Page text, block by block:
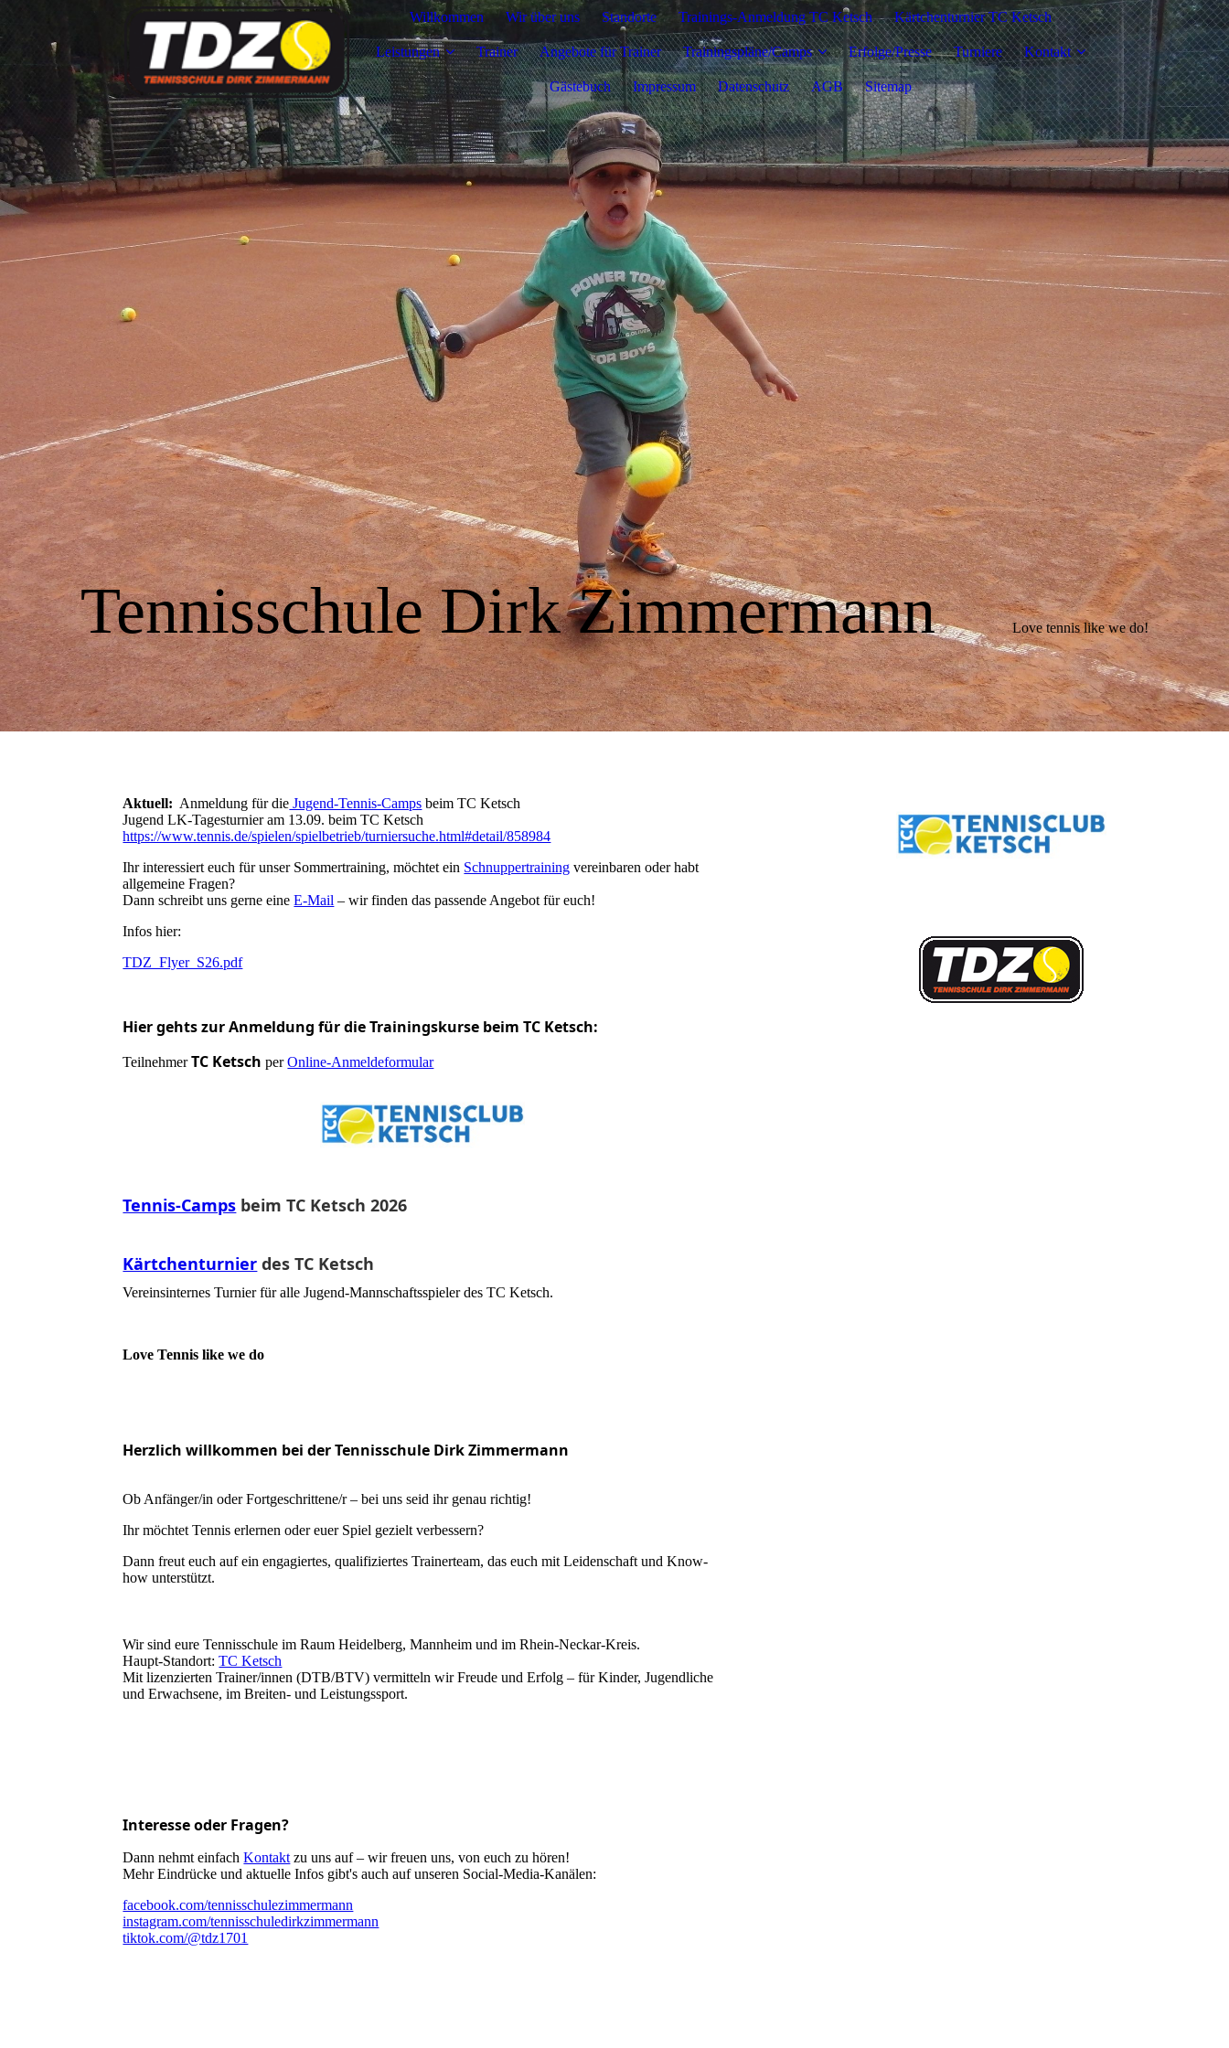
Willkommen Wir über uns Standorte Trainings-Anmeldung TC Ketsch Kärtchenturnier TC Ketsch
Leistungen Trainer Angebote für Trainer Trainingspläne/Camps Erfolge/Presse Turniere Kontakt
Gästebuch Impressum Datenschutz AGB Sitemap
Tennisschule Dirk Zimmermann Love tennis like we do!
Aktuell: Anmeldung für die Jugend-Tennis-Camps beim TC Ketsch
Jugend LK-Tagesturnier am 13.09. beim TC Ketsch
https://www.tennis.de/spielen/spielbetrieb/turniersuche.html#detail/858984
Ihr interessiert euch für unser Sommertraining, möchtet ein Schnuppertraining vereinbaren oder habt
allgemeine Fragen?
Dann schreibt uns gerne eineE-Mail – wir finden das passende Angebot für euch!
Infos hier:
TDZ_Flyer_S26.pdf
Hier gehts zur Anmeldung für die Trainingskurse beim TC Ketsch:
TeilnehmerTC Ketsch perOnline-Anmeldeformular
Tennis-Camps beim TC Ketsch 2026
Kärtchenturnier des TC Ketsch
Vereinsinternes Turnier für alle Jugend-Mannschaftsspieler des TC Ketsch.
Love Tennis like we do
Herzlich willkommen bei der Tennisschule DirkZimmermann
Ob Anfänger/in oder Fortgeschrittene/r – bei uns seid ihr genau richtig!
Ihr möchtet Tennis erlernen oder euer Spiel gezielt verbessern?
Dann freut euch auf ein engagiertes, qualifiziertes Trainerteam, das euch mit Leidenschaft und Know-
how unterstützt.
Wir sind eure Tennisschule im Raum Heidelberg, Mannheim und im Rhein-Neckar-Kreis.
Haupt-Standort:TC Ketsch
Mit lizenzierten Trainer/innen (DTB/BTV) vermitteln wir Freude und Erfolg – für Kinder, Jugendliche
und Erwachsene, im Breiten- und Leistungssport.
Interesse oder Fragen?
Dann nehmt einfachKontaktzu uns auf – wir freuen uns, von euch zu hören!
Mehr Eindrücke und aktuelle Infos gibt's auch auf unseren Social-Media-Kanälen:
facebook.com/tennisschulezimmermann
instagram.com/tennisschuledirkzimmermann
tiktok.com/@tdz1701